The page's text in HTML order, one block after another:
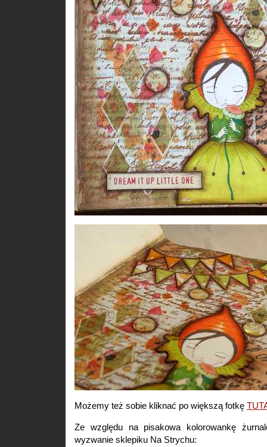
Możemy też sobie kliknać po większą fotkę
Ze względu na pisakowa kolorowankę
wyzwanie sklepiku Na Strychu: